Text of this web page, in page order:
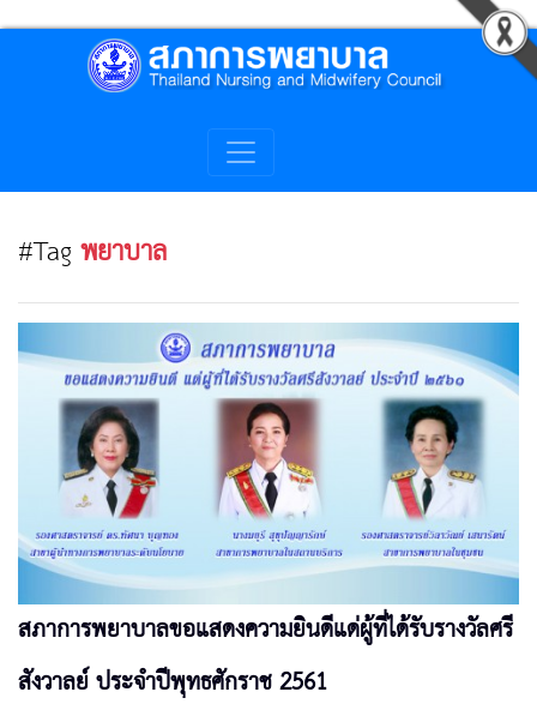
#Tagพยาบาล
สภาการพยาบาลขอแสดงความยินดีแด่ผู้ที่ได้รับรางวัลศรี
สังวาลย์ ประจำปีพุทธศักราช 2561